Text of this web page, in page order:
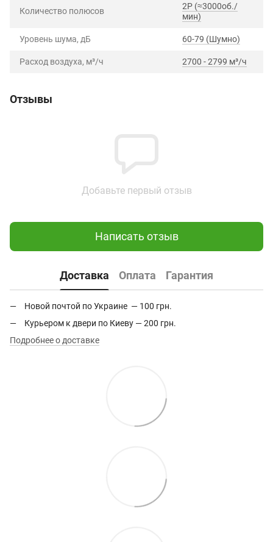
Количество полюсов
2P (≈3000об./
мин)
Уровень шума, дБ 60-79 (Шумно)
Расход воздуха, м³/ч 2700 - 2799 м³/ч
Отзывы
Добавьте первый отзыв
Написать отзыв
Доставка Оплата Гарантия
Новой почтой по Украине — 100 грн.
Курьером к двери по Киеву — 200 грн.
Подробнее о доставке